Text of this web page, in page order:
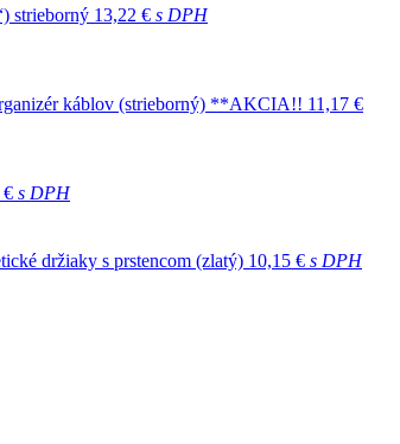
strieborný 13,22 € s DPH
káblov (strieborný) **AKCIA!! 11,17 €
€ s DPH
držiaky s prstencom (zlatý) 10,15 € s DPH